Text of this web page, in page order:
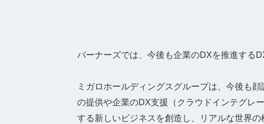
バーナーズでは、今後も企業のDXを推進する
ミガロホールディングスグループは、今後も
の提供や企業のDX支援（クラウドインテグレ
する新しいビジネスを創造し、リアルな世界